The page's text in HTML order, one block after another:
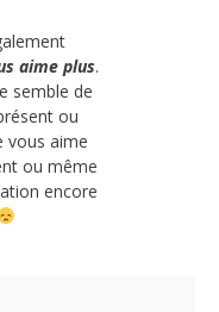
aime plus.
semble de
ou
vous aime
ou même
encore